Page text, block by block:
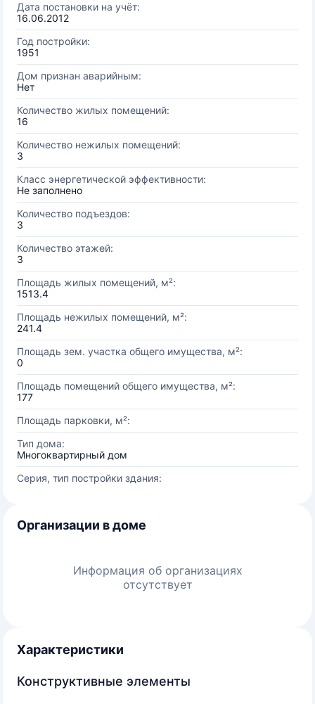
Дата постановки на учёт:
16.06.2012
Год постройки:
1951
Дом признан аварийным:
Нет
Количество жилых помещений:
16
Количество нежилых помещений:
3
Класс энергетической эффективности:
Не заполнено
Количество подъездов:
3
Количество этажей:
3
Площадь жилых помещений, м²:
1513.4
Площадь нежилых помещений, м²:
241.4
Площадь зем. участка общего имущества, м²:
0
Площадь помещений общего имущества, м²:
177
Площадь парковки, м²:
Тип дома:
Многоквартирный дом
Серия, тип постройки здания:
Организации в доме
Информация об организациях
отсутствует
Характеристики
Конструктивные элементы